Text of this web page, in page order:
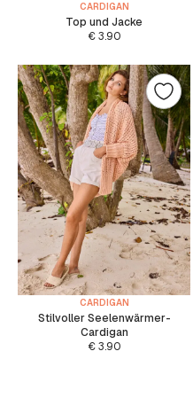
CARDIGAN
Top und Jacke
€3.90
CARDIGAN
Stilvoller Seelenwärmer-
Cardigan
€3.90